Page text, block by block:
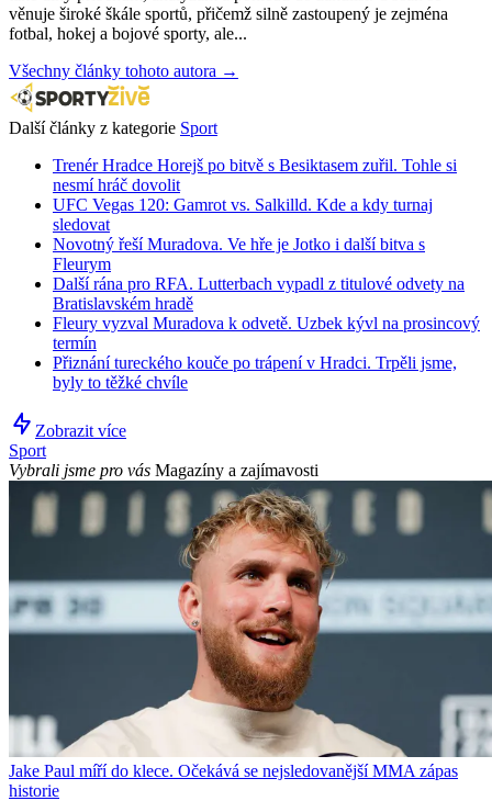
věnuje široké škále sportů, přičemž silně zastoupený je zejména
fotbal, hokej a bojové sporty, ale...
Všechny články tohoto autora →
Další články z kategorie Sport
Trenér Hradce Horejš po bitvě s Besiktasem zuřil. Tohle si
nesmí hráč dovolit
UFC Vegas 120: Gamrot vs. Salkilld. Kde a kdy turnaj
sledovat
Novotný řeší Muradova. Ve hře je Jotko i další bitva s
Fleurym
Další rána pro RFA. Lutterbach vypadl z titulové odvety na
Bratislavském hradě
Fleury vyzval Muradova k odvetě. Uzbek kývl na prosincový
termín
Přiznání tureckého kouče po trápení v Hradci. Trpěli jsme,
byly to těžké chvíle
Zobrazit více
Sport
Vybrali jsme pro vás Magazíny a zajímavosti
Jake Paul míří do klece. Očekává se nejsledovanější MMA zápas
historie